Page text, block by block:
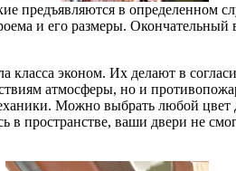
предъявляются в определенном
и его размеры.
эконом. Их делают в
атмосферы, но и
Можно выбрать любой
пространстве, ваши двери не